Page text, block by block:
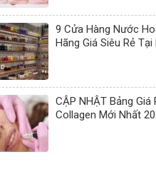
9 Cửa Hàng Nước
Hãng Giá Siêu Rẻ Tại
CẬP NHẬT Bảng Giá
Collagen Mới Nhất